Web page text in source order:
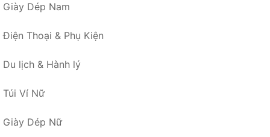
Giày Dép Nam
Điện Thoại & Phụ Kiện
Du lịch & Hành lý
Túi Ví Nữ
Giày Dép Nữ